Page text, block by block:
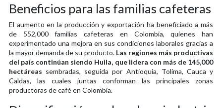
Beneficios para las familias cafeteras
El aumento en la producción y exportación ha beneficiado a más
de 552,000 familias cafeteras en Colombia, quienes han
experimentado una mejora en sus condiciones laborales gracias a
la mayor demanda de su producto.Las regiones más productivas
del país continúan siendo Huila, que lidera con más de 145,000
hectáreas sembradas, seguida por Antioquia, Tolima, Cauca y
Caldas, las cuales juntas conforman las principales zonas
productoras de café en Colombia.